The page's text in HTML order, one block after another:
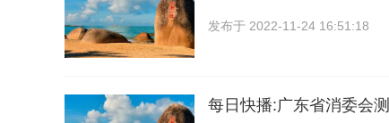
发布于 2022-11-24 16:51:18
每日快播:广东省消委会